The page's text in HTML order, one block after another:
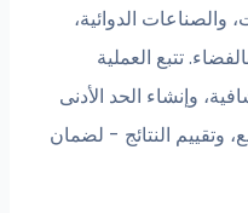
الدوائية،
العملية
الحد الأدنى
النتائج - لضمان